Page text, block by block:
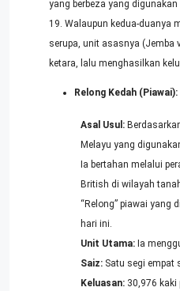
yang berbeza yang
19. Walaupun kedua-duanya
serupa, unit asasnya (Jemba
ketara, lalu menghasilkan
Relong Kedah (Piawai):
Asal Usul:
Melayu yang
Ia bertahan melalui
British di wilayah
“Relong” piawai yang
hari ini.
Unit Utama: Ia
Saiz: Satu segi empat
Keluasan: 30,976 kaki